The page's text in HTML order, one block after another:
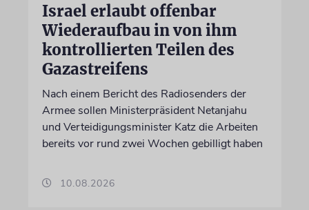
Israel erlaubt offenbar
Wiederaufbau in von ihm
kontrollierten Teilen des
Gazastreifens
Nach einem Bericht des Radiosenders der
Armee sollen Ministerpräsident Netanjahu
und Verteidigungsminister Katz die Arbeiten
bereits vor rund zwei Wochen gebilligt haben
10.08.2026